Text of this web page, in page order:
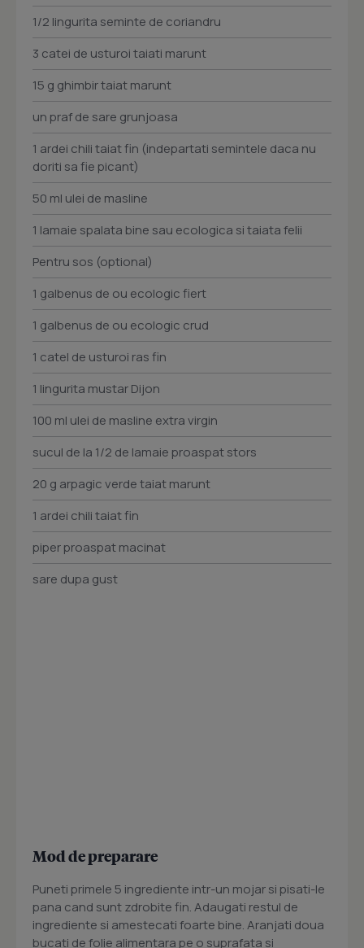
1/2 lingurita seminte de coriandru
3 catei de usturoi taiati marunt
15 g ghimbir taiat marunt
un praf de sare grunjoasa
1 ardei chili taiat fin (indepartati semintele daca nu
doriti sa fie picant)
50 ml ulei de masline
1 lamaie spalata bine sau ecologica si taiata felii
Pentru sos (optional)
1 galbenus de ou ecologic fiert
1 galbenus de ou ecologic crud
1 catel de usturoi ras fin
1 lingurita mustar Dijon
100 ml ulei de masline extra virgin
sucul de la 1/2 de lamaie proaspat stors
20 g arpagic verde taiat marunt
1 ardei chili taiat fin
piper proaspat macinat
sare dupa gust
Mod de preparare
Puneti primele 5 ingrediente intr-un mojar si pisati-le
pana cand sunt zdrobite fin. Adaugati restul de
ingrediente si amestecati foarte bine. Aranjati doua
bucati de folie alimentara pe o suprafata si